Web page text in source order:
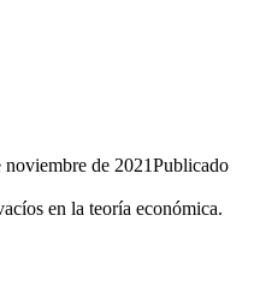
noviembre de 2021Publicado
en la teoría económica.